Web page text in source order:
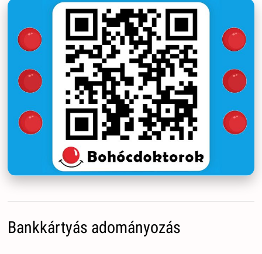
Bankkártyás adományozás